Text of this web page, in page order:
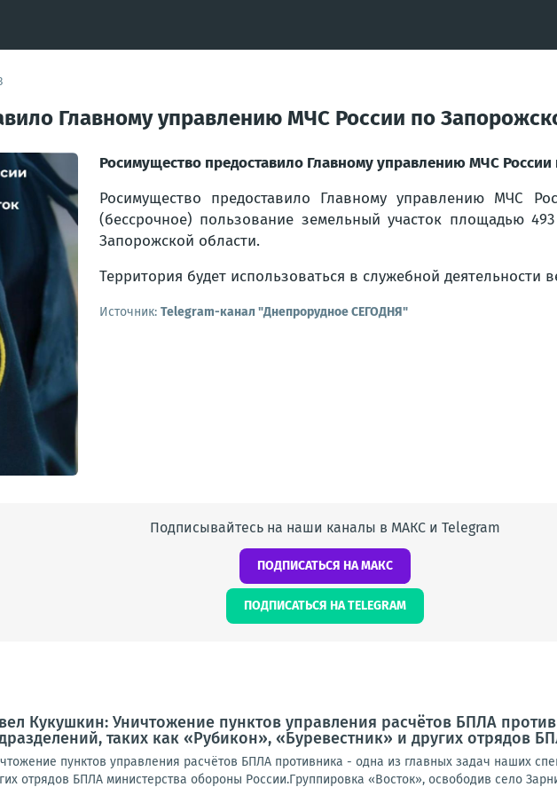
Главному управлению МЧС России по
Росимущество предоставило Главному управлению МЧС
Росимущество предоставило Главному управлению МЧС
(бессрочное) пользование земельный участок площадью
Запорожской области.
Территория будет использоваться в служебной деятельности
Источник: Telegram-канал "Днепрорудное СЕГОДНЯ"
Подписывайтесь на наши каналы в МАКС и Telegram
ПОДПИСАТЬСЯ НА МАКС
ПОДПИСАТЬСЯ НА TELEGRAM
Кукушкин: Уничтожение пунктов управления расчётов БПЛА
таких как «Рубикон», «Буревестник» и других отрядов
пунктов управления расчётов БПЛА противника - одна из главных задач наших
отрядов БПЛА министерства обороны России.Группировка «Восток», освободив село